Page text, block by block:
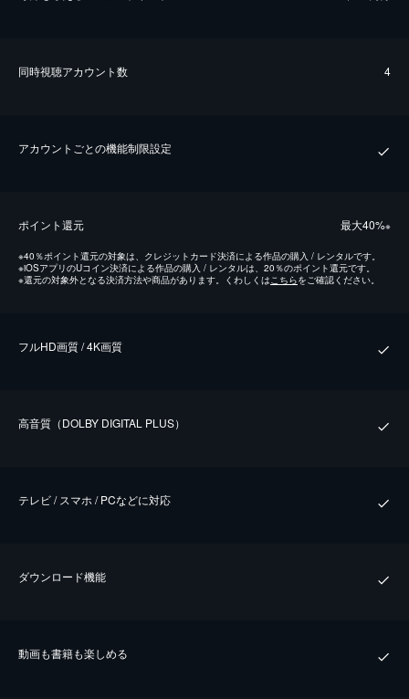
同時視聴アカウント数 4
アカウントごとの機能制限設定
ポイント還元 最⼤40%※
※40％ポイント還元の対象は、クレジットカード決済による作品の購入 / レンタルです。
※iOSアプリのUコイン決済による作品の購入 / レンタルは、20％のポイント還元です。
※還元の対象外となる決済方法や商品があります。くわしくはこちらをご確認ください。
フルHD画質 / 4K画質
⾼⾳質（DOLBY DIGITAL PLUS）
テレビ / スマホ / PCなどに対応
ダウンロード機能
動画も書籍も楽しめる